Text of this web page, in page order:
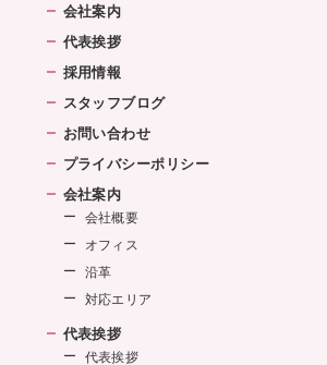
会社案内
代表挨拶
採用情報
スタッフブログ
お問い合わせ
プライバシーポリシー
会社案内
会社概要
オフィス
沿革
対応エリア
代表挨拶
代表挨拶